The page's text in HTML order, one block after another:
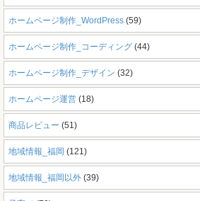
ホームページ制作_WordPress (59)
ホームページ制作_コーディング (44)
ホームページ制作_デザイン (32)
ホームページ運営 (18)
商品レビュー (51)
地域情報_福岡 (121)
地域情報_福岡以外 (39)